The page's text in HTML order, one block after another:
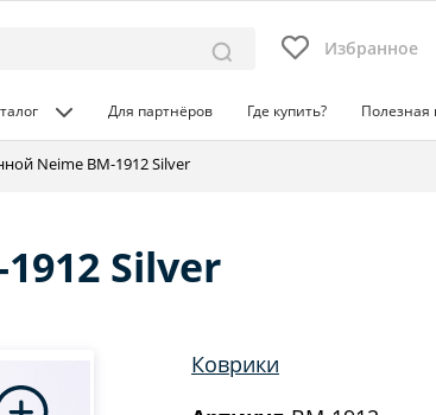
Избранное
Для партнёров Где купить?
Neime BM-1912 Silver
Silver
Коврики